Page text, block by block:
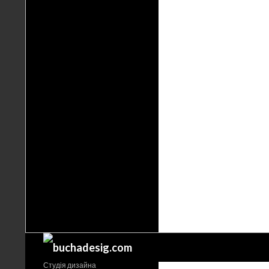
Поиск
Студія дизайна